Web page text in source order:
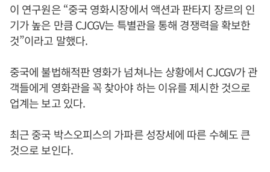
이 연구원은 “중국 영화시장에서 액션과 판타지 장르의 인
기가 높은 만큼 CJCGV는 특별관을 통해 경쟁력을 확보한
것”이라고 말했다.
중국에 불법해적판 영화가 넘쳐나는 상황에서 CJCGV가 관
객들에게 영화관을 꼭 찾아야 하는 이유를 제시한 것으로
업계는 보고 있다.
최근 중국 박스오피스의 가파른 성장세에 따른 수혜도 큰
것으로 보인다.